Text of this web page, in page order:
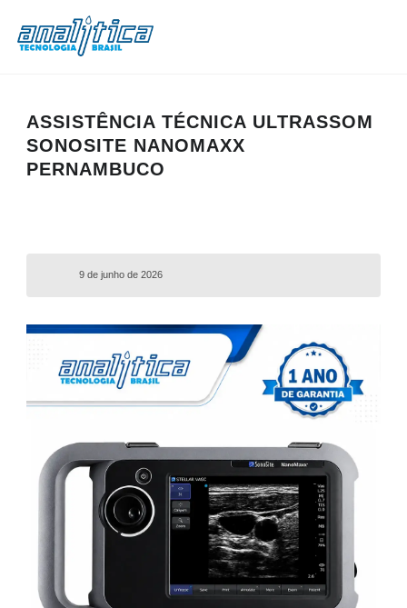
ASSISTÊNCIA TÉCNICA ULTRASSOM
SONOSITE NANOMAXX
PERNAMBUCO
9 de junho de 2026